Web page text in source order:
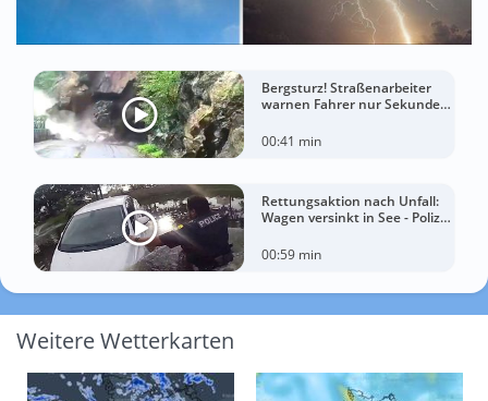
Bergsturz! Straßenarbeiter
warnen Fahrer nur Sekunden
00:41 min
Rettungsaktion nach Unfall:
Wagen versinkt in See - Polizei
00:59 min
Weitere Wetterkarten